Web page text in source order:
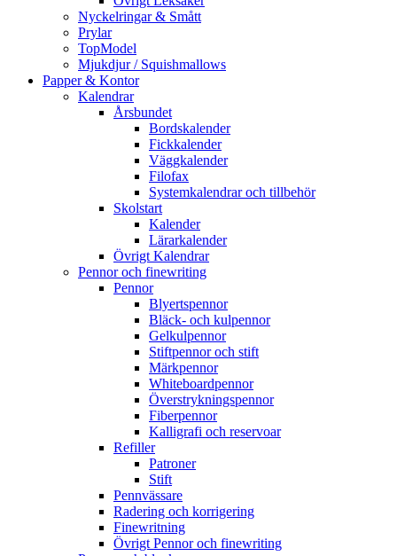
Nyckelringar & Smått
Prylar
TopModel
Mjukdjur / Squishmallows
Papper & Kontor
Kalendrar
Årsbundet
Bordskalender
Fickkalender
Väggkalender
Filofax
Systemkalendrar och tillbehör
Skolstart
Kalender
Lärarkalender
Övrigt Kalendrar
Pennor och finewriting
Pennor
Blyertspennor
Bläck- och kulpennor
Gelkulpennor
Stiftpennor och stift
Märkpennor
Whiteboardpennor
Överstrykningspennor
Fiberpennor
Kalligrafi och reservoar
Refiller
Patroner
Stift
Pennvässare
Radering och korrigering
Finewritning
Övrigt Pennor och finewriting